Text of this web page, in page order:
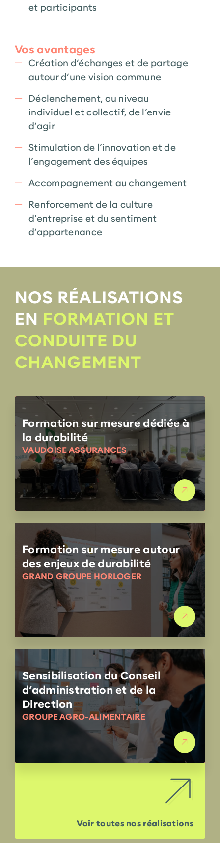
et participants
Vos avantages
Création d’échanges et de partage
autour d’une vision commune
Déclenchement, au niveau
individuel et collectif, de l’envie
d’agir
Stimulation de l’innovation et de
l’engagement des équipes
Accompagnement au changement
Renforcement de la culture
d’entreprise et du sentiment
d’appartenance
NOS RÉALISATIONS
EN FORMATION ET
CONDUITE DU
CHANGEMENT
Formation sur mesure dédiée à
la durabilité
VAUDOISE ASSURANCES
Formation sur mesure autour
des enjeux de durabilité
GRAND GROUPE HORLOGER
Sensibilisation du Conseil
d’administration et de la
Direction
GROUPE AGRO-ALIMENTAIRE
Voir toutes nos réalisations